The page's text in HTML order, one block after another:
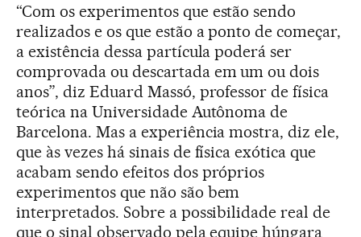
“Com os experimentos que estão sendo
realizados e os que estão a ponto de começar,
a existência dessa partícula poderá ser
comprovada ou descartada em um ou dois
anos”, diz Eduard Massó, professor de física
teórica na Universidade Autônoma de
Barcelona. Mas a experiência mostra, diz ele,
que às vezes há sinais de física exótica que
acabam sendo efeitos dos próprios
experimentos que não são bem
interpretados. Sobre a possibilidade real de
que o sinal observado pela equipe húngara